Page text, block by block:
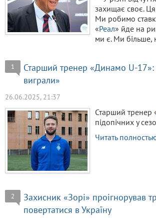
захищає своє.
Ми робимо
«Реал» йде на
ми є. Ми більше,
1
Старший тренер «Динамо U-17»:
виграли»
26.06.2025, 21:37
Старший тренер
підопічних у
Читать
2
Захисник «Зорі» проігнорував
повертатися в Україну